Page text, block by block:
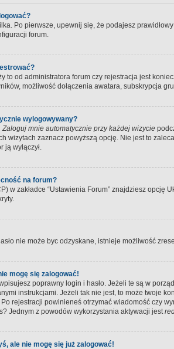
Po pierwsze, upewnij się, że podajesz
forum.
to od administratora forum czy rejestracja jest
możliwość dołączenia awatara, subskrypcja
wylogowywany?
Zaloguj mnie automatycznie przy każdej wizycie
wizytach zaznacz powyższą opcję. Nie jest to
ją wyłączył.
na forum?
w zakładce “Ustawienia Forum” znajdziesz
nie może byc odzyskane, istnieje możliwość
mogę się zalogować!
poprawny login i hasło. Jeżeli te są w
instrukcjami. Jeżeli tak nie jest, to może twoje
rejestracji powinieneś otrzymać wiadomość czy
Jednym z powodów wykorzystania aktywacji jest
ale nie mogę się już zalogować!